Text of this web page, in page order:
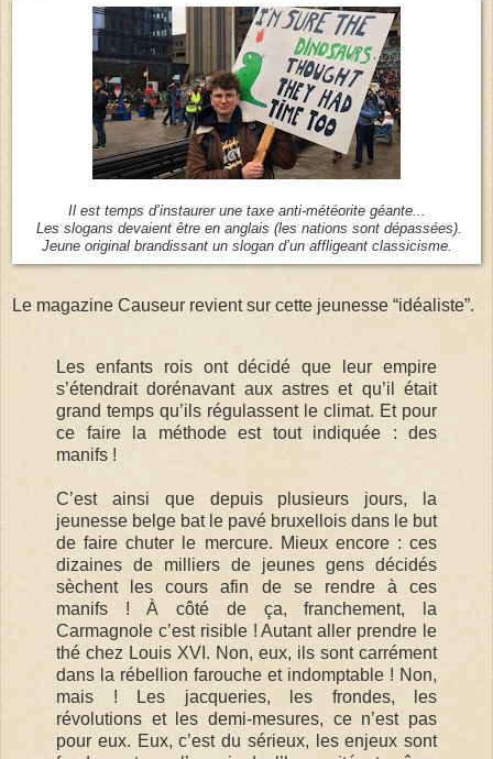
Il est temps d’instaurer une taxe anti-météorite géante...
Les slogans devaient être en anglais (les nations sont dépassées).
Jeune original brandissant un slogan d’un affligeant classicisme.
Le magazine Causeur revient sur cette jeunesse “idéaliste”.
Les enfants rois ont décidé que leur empire
s’étendrait dorénavant aux astres et qu’il était
grand temps qu’ils régulassent le climat. Et pour
ce faire la méthode est tout indiquée : des
manifs !
C’est ainsi que depuis plusieurs jours, la
jeunesse belge bat le pavé bruxellois dans le but
de faire chuter le mercure. Mieux encore : ces
dizaines de milliers de jeunes gens décidés
sèchent les cours afin de se rendre à ces
manifs ! À côté de ça, franchement, la
Carmagnole c’est risible ! Autant aller prendre le
thé chez Louis XVI. Non, eux, ils sont carrément
dans la rébellion farouche et indomptable ! Non,
mais ! Les jacqueries, les frondes, les
révolutions et les demi-mesures, ce n’est pas
pour eux. Eux, c’est du sérieux, les enjeux sont